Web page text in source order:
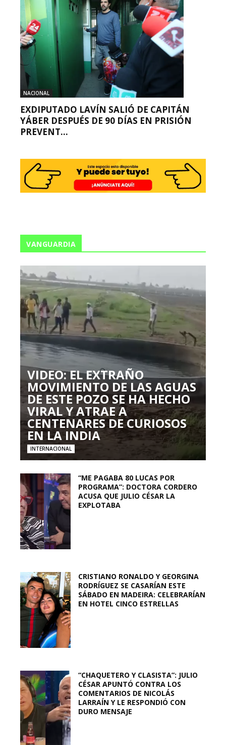
NACIONAL
EXDIPUTADO LAVÍN SALIÓ DE CAPITÁN
YÁBER DESPUÉS DE 90 DÍAS EN PRISIÓN
PREVENT...
VANGUARDIA
VIDEO: EL EXTRAÑO
MOVIMIENTO DE LAS AGUAS
DE ESTE POZO SE HA HECHO
VIRAL Y ATRAE A
CENTENARES DE CURIOSOS
EN LA INDIA
INTERNACIONAL
“ME PAGABA 80 LUCAS POR
PROGRAMA”: DOCTORA CORDERO
ACUSA QUE JULIO CÉSAR LA
EXPLOTABA
CRISTIANO RONALDO Y GEORGINA
RODRÍGUEZ SE CASARÍAN ESTE
SÁBADO EN MADEIRA: CELEBRARÍAN
EN HOTEL CINCO ESTRELLAS
“CHAQUETERO Y CLASISTA”: JULIO
CÉSAR APUNTÓ CONTRA LOS
COMENTARIOS DE NICOLÁS
LARRAÍN Y LE RESPONDIÓ CON
DURO MENSAJE